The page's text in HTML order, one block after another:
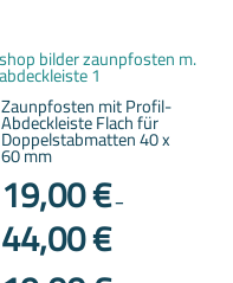
Zaunpfosten mit Profil-
Abdeckleiste Flach für
Doppelstabmatten 40 x
60 mm
19,00€–
44,00€
Dieses
Produkt
mehrere
auf.